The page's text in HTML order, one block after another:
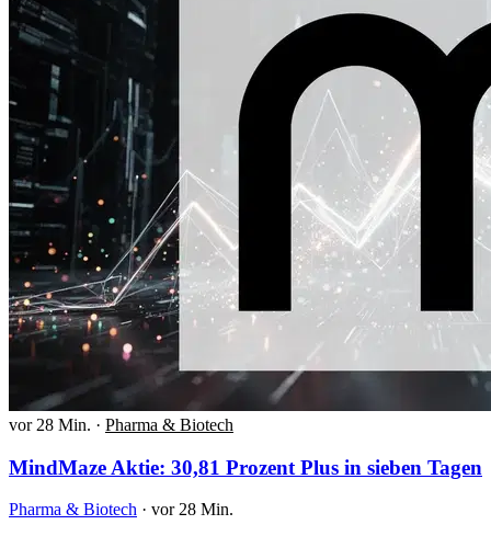
vor 28 Min. · Pharma & Biotech
MindMaze Aktie: 30,81 Prozent Plus in sieben Tagen
Pharma & Biotech · vor 28 Min.